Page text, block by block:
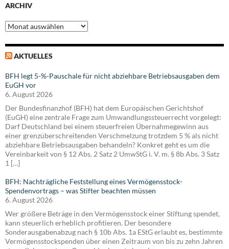
ARCHIV
Archiv
AKTUELLES
BFH legt 5-%-Pauschale für nicht abziehbare Betriebsausgaben dem
EuGH vor
6. August 2026
Der Bundesfinanzhof (BFH) hat dem Europäischen Gerichtshof
(EuGH) eine zentrale Frage zum Umwandlungssteuerrecht vorgelegt:
Darf Deutschland bei einem steuerfreien Übernahmegewinn aus
einer grenzüberschreitenden Verschmelzung trotzdem 5 % als nicht
abziehbare Betriebsausgaben behandeln? Konkret geht es um die
Vereinbarkeit von § 12 Abs. 2 Satz 2 UmwStG i. V. m. § 8b Abs. 3 Satz
1 […]
BFH: Nachträgliche Feststellung eines Vermögensstock-
Spendenvortrags – was Stifter beachten müssen
6. August 2026
Wer größere Beträge in den Vermögensstock einer Stiftung spendet,
kann steuerlich erheblich profitieren. Der besondere
Sonderausgabenabzug nach § 10b Abs. 1a EStG erlaubt es, bestimmte
Vermögensstockspenden über einen Zeitraum von bis zu zehn Jahren